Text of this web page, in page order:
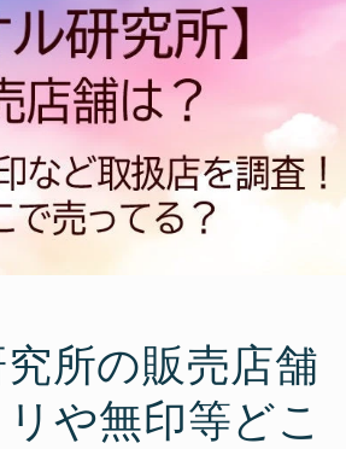
所の販売店舗
や無印等どこ